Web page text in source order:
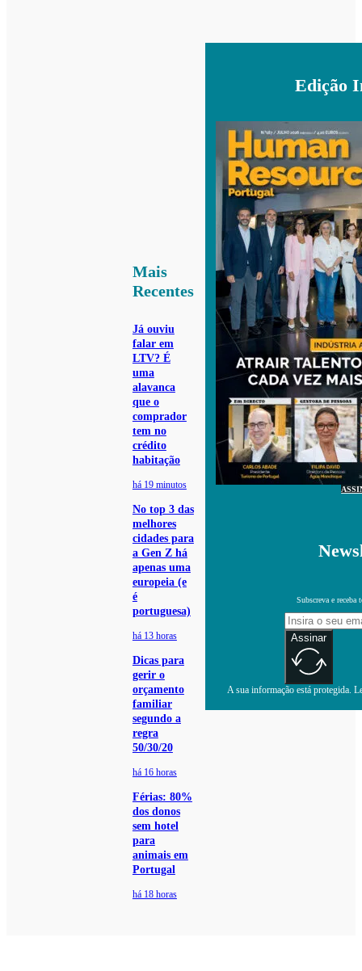
Mais
Recentes
Já ouviu
falar em
LTV? É
uma
alavanca
que o
comprador
tem no
crédito
habitação
há 19 minutos
No top 3 das
melhores
cidades para
a Gen Z há
apenas uma
europeia (e
é
portuguesa)
há 13 horas
Dicas para
gerir o
orçamento
familiar
segundo a
regra
50/30/20
há 16 horas
Férias: 80%
dos donos
sem hotel
para
animais em
Portugal
há 18 horas
Edição
Subscreva e receba
Assinar
A sua informação está protegida.